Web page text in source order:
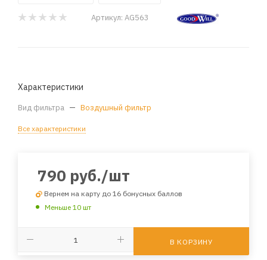
Артикул: AG563
Характеристики
Вид фильтра — Воздушный фильтр
Все характеристики
790 руб./шт
Вернем на карту до 16 бонусных баллов
Меньше 10 шт
В КОРЗИНУ